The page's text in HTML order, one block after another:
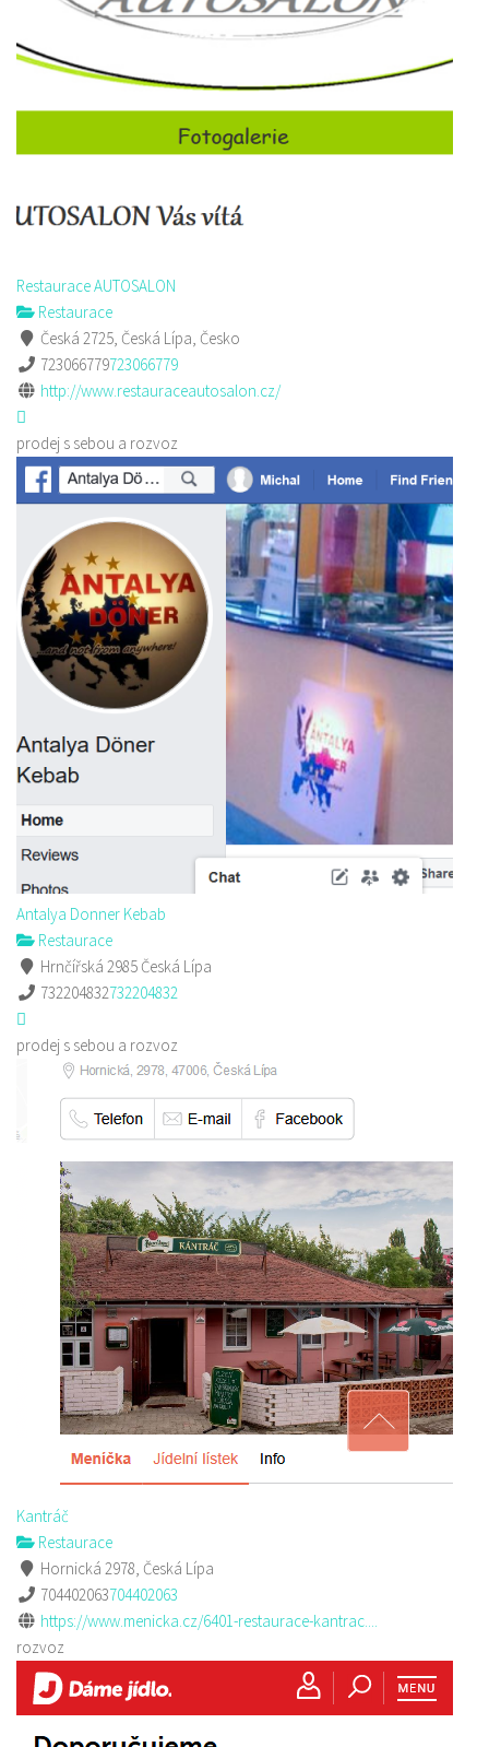
Restaurace AUTOSALON
Restaurace
Česká 2725, Česká Lípa, Česko
723066779723066779
http://www.restauraceautosalon.cz/
prodej s sebou a rozvoz
Antalya Donner Kebab
Restaurace
Hrnčířská 2985 Česká Lípa
732204832732204832
prodej s sebou a rozvoz
Kantráč
Restaurace
Hornická 2978, Česká Lípa
704402063704402063
https://www.menicka.cz/6401-restaurace-kantrac....
rozvoz